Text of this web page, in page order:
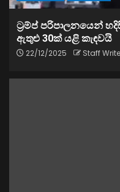
ට්‍රම්ප් පරිපාලනයෙන්
ඇතුළු 30ක් යළි කැඳවයි
22/12/2025 Staff